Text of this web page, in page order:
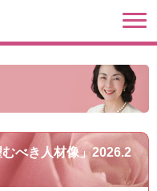
むべき人材像」2026.2